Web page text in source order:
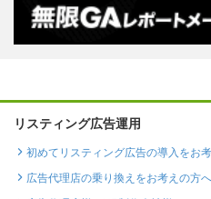
リスティング広告運用
初めてリスティング広告の導入をお
広告代理店の乗り換えをお考えの方へ